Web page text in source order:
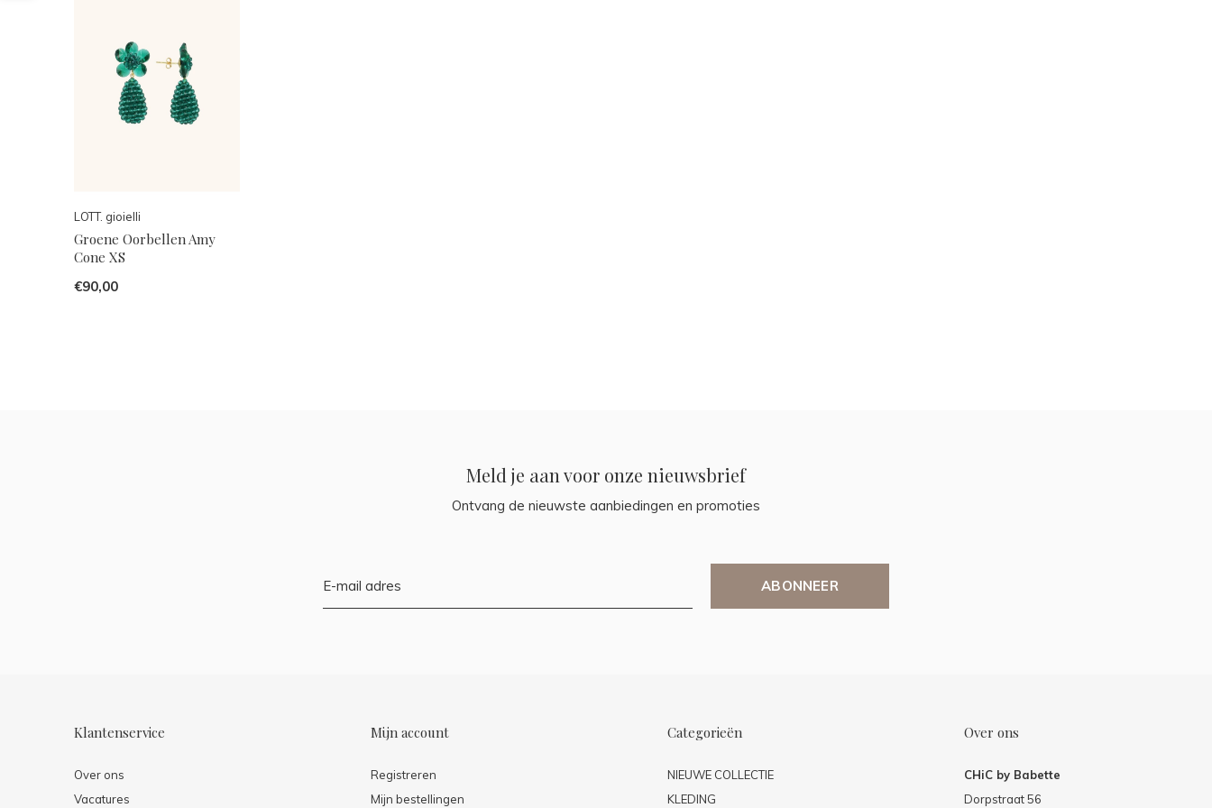
LOTT. gioielli
Groene Oorbellen Amy
Cone XS
€90,00
Meld je aan voor onze nieuwsbrief
Ontvang de nieuwste aanbiedingen en promoties
ABONNEER
Klantenservice
Over ons
Vacatures
Mijn account
Registreren
Mijn bestellingen
Categorieën
NIEUWE COLLECTIE
KLEDING
Over ons
CHiC by Babette
Dorpstraat 56